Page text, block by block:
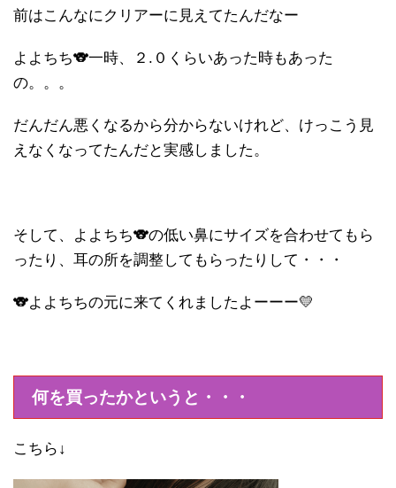
前はこんなにクリアーに見えてたんだなー
よよちち🐨一時、２.０くらいあった時もあった
の。。。
だんだん悪くなるから分からないけれど、けっこう見
えなくなってたんだと実感しました。
そして、よよちち🐨の低い鼻にサイズを合わせてもら
ったり、耳の所を調整してもらったりして・・・
🐨よよちちの元に来てくれましたよーーー💛
何を買ったかというと・・・
こちら↓